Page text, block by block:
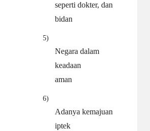
seperti dokter, dan
bidan
5)
Negara dalam
keadaan
aman
6)
Adanya kemajuan
iptek